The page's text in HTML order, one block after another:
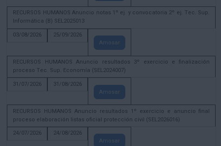
RECURSOS HUMANOS Anuncio notas 1º ej. y convocatoria 2º ej. Tec. Sup.
Informática (B) SEL2025013
03/08/2026
25/09/2026
Amosar
RECURSOS HUMANOS Anuncio resultados 3º exercicio e finalización
proceso Tec. Sup. Economía (SEL2024007)
31/07/2026
31/08/2026
Amosar
RECURSOS HUMANOS Anuncio resultados 1º exercicio e anuncio final
proceso elaboración listas oficial protección civil (SEL2026016)
24/07/2026
24/08/2026
Amosar